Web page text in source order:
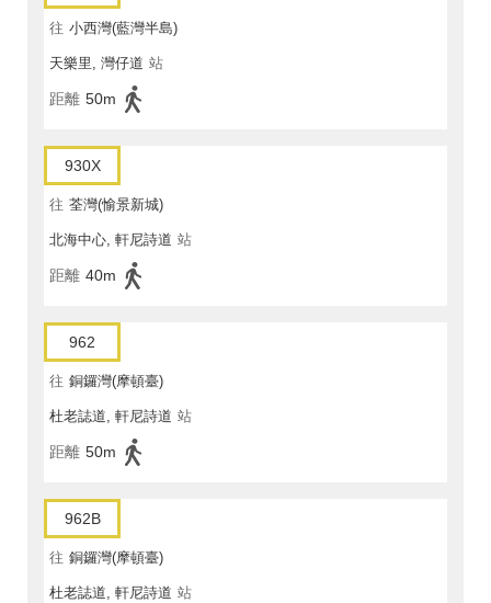
往 小西灣(藍灣半島)
天樂里, 灣仔道 站
距離 50m
930X
往 荃灣(愉景新城)
北海中心, 軒尼詩道 站
距離 40m
962
往 銅鑼灣(摩頓臺)
杜老誌道, 軒尼詩道 站
距離 50m
962B
往 銅鑼灣(摩頓臺)
杜老誌道, 軒尼詩道 站